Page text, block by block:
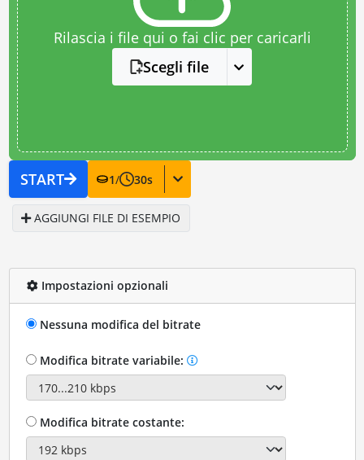
Rilascia i file qui o fai clic per caricarli
Scegli file
START 1/ 30s
AGGIUNGI FILE DI ESEMPIO
Impostazioni opzionali
Nessuna modifica del bitrate
Modifica bitrate variabile:
Modifica bitrate costante: